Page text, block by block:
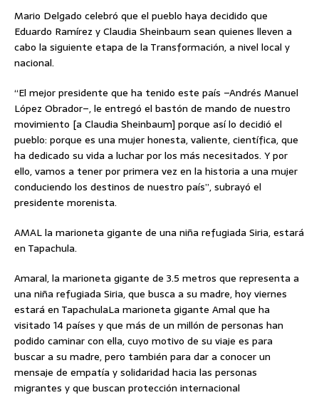
Mario Delgado celebró que el pueblo haya decidido que
Eduardo Ramírez y Claudia Sheinbaum sean quienes lleven a
cabo la siguiente etapa de la Transformación, a nivel local y
nacional.
“El mejor presidente que ha tenido este país –Andrés Manuel
López Obrador–, le entregó el bastón de mando de nuestro
movimiento [a Claudia Sheinbaum] porque así lo decidió el
pueblo: porque es una mujer honesta, valiente, científica, que
ha dedicado su vida a luchar por los más necesitados. Y por
ello, vamos a tener por primera vez en la historia a una mujer
conduciendo los destinos de nuestro país”, subrayó el
presidente morenista.
AMAL la marioneta gigante de una niña refugiada Siria, estará
en Tapachula.
Amaral, la marioneta gigante de 3.5 metros que representa a
una niña refugiada Siria, que busca a su madre, hoy viernes
estará en TapachulaLa marioneta gigante Amal que ha
visitado 14 países y que más de un millón de personas han
podido caminar con ella, cuyo motivo de su viaje es para
buscar a su madre, pero también para dar a conocer un
mensaje de empatía y solidaridad hacia las personas
migrantes y que buscan protección internacional